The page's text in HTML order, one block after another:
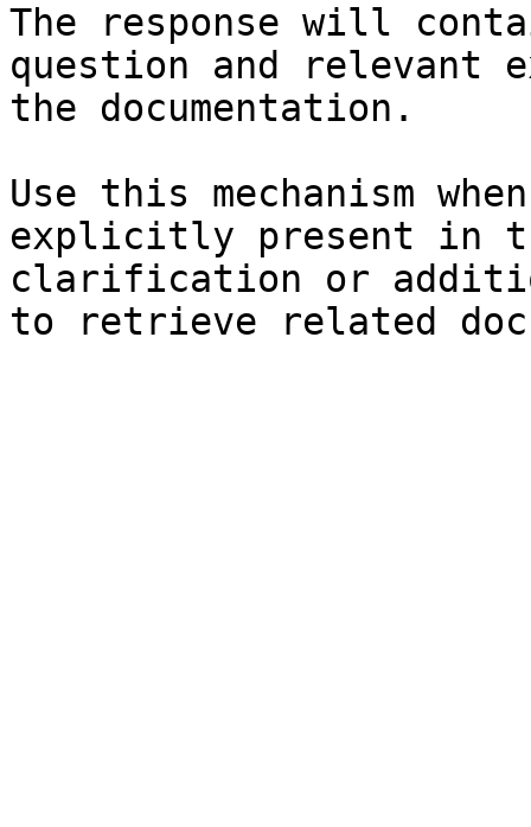
The response will
question and relevant
the documentation.
Use this mechanism
explicitly present in
clarification or